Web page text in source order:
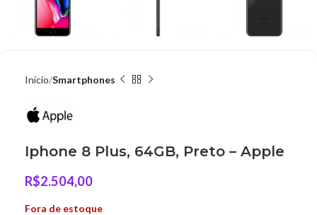
Início Smartphones
Iphone 8 Plus, 64GB, Preto – Apple
R$2.504,00
Fora de estoque